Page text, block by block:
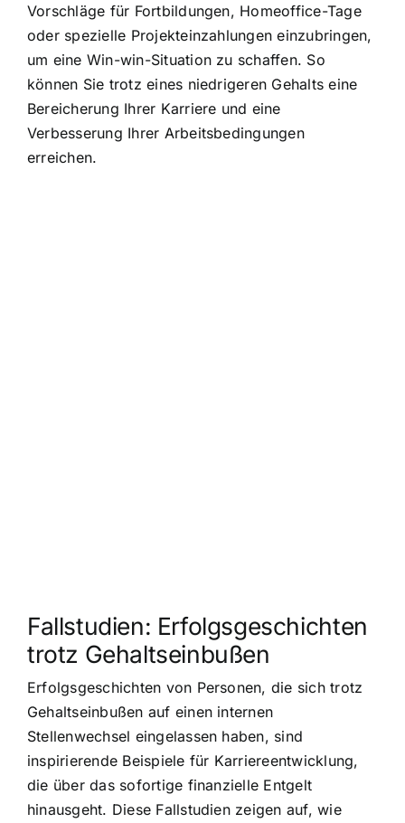
Vorschläge für Fortbildungen, Homeoffice-Tage
oder spezielle Projekteinzahlungen einzubringen,
um eine Win-win-Situation zu schaffen. So
können Sie trotz eines niedrigeren Gehalts eine
Bereicherung Ihrer Karriere und eine
Verbesserung Ihrer Arbeitsbedingungen
erreichen.
Fallstudien: Erfolgsgeschichten
trotz Gehaltseinbußen
Erfolgsgeschichten von Personen, die sich trotz
Gehaltseinbußen auf einen internen
Stellenwechsel eingelassen haben, sind
inspirierende Beispiele für Karriereentwicklung,
die über das sofortige finanzielle Entgelt
hinausgeht. Diese Fallstudien zeigen auf, wie